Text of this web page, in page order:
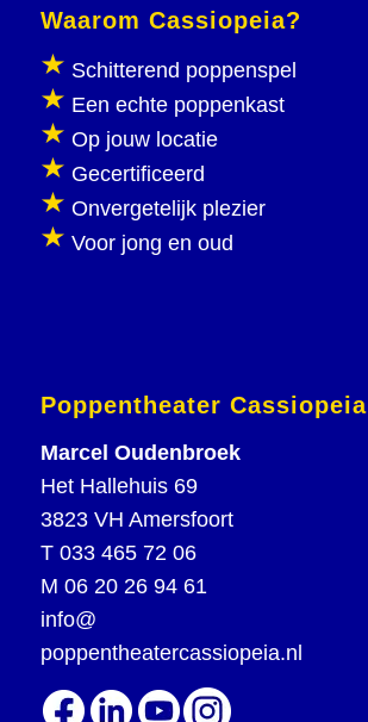
Waarom Cassiopeia?
Schitterend poppenspel
Een echte poppenkast
Op jouw locatie
Gecertificeerd
Onvergetelijk plezier
Voor jong en oud
Poppentheater Cassiopeia
Marcel Oudenbroek
Het Hallehuis 69
3823 VH Amersfoort
T 033 465 72 06
M 06 20 26 94 61
info@
poppentheatercassiopeia.nl